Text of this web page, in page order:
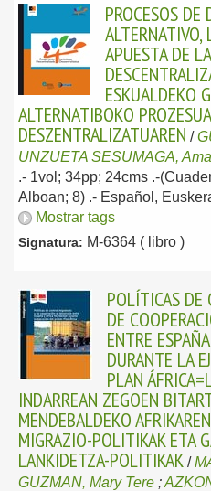
PROCESOS DE
ALTERNATIVO,
APUESTA DE
ESKUALDEKO
ALTERNATIBOKO
DESZENTRALIZATUAREN /
UNZUETA SESUMAGA,
.- 1vol; 34pp; 24cms .-
Alboan; 8) .- Español,
Mostrar tags
Signatura: M-6364 ( libro )
POLÍTICAS DE
DE
ENTRE
DURANTE LA
PLAN
INDARREAN ZEGOEN
MENDEBALDEKO
MIGRAZIO-POLITIKAK ETA
LANKIDETZA-POLITIKAK /
GUZMAN, Mary Tere ;